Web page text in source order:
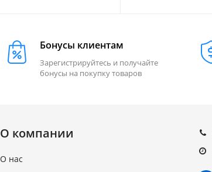
Бонусы клиентам
Зарегистрируйтесь и получайте
бонусы на покупку товаров
О компании
О нас